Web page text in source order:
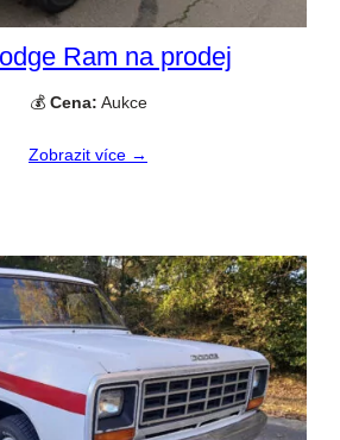
Ram na prodej
💰 Cena: Aukce
Zobrazit více →